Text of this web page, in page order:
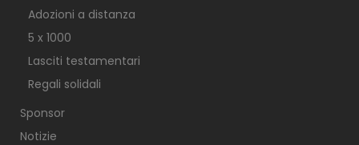
Adozioni a distanza
5 x 1000
Lasciti testamentari
Regali solidali
Sponsor
Notizie